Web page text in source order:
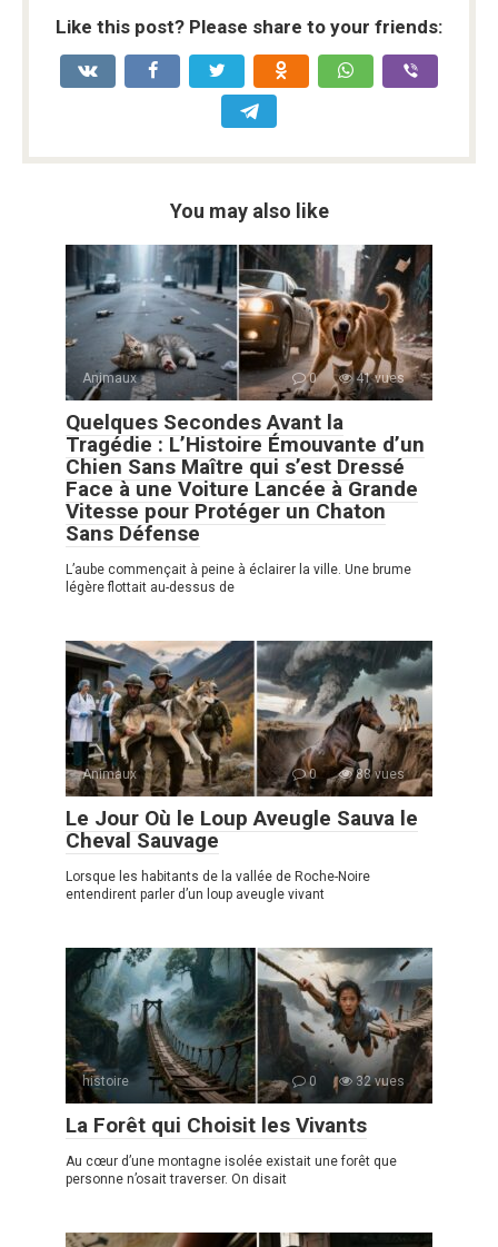
Like this post? Please share to your friends:
You may also like
Animaux 0 41 vues
Quelques Secondes Avant la
Tragédie : L’Histoire Émouvante d’un
Chien Sans Maître qui s’est Dressé
Face à une Voiture Lancée à Grande
Vitesse pour Protéger un Chaton
Sans Défense
L’aube commençait à peine à éclairer la ville. Une brume
légère flottait au-dessus de
Animaux 0 88 vues
Le Jour Où le Loup Aveugle Sauva le
Cheval Sauvage
Lorsque les habitants de la vallée de Roche-Noire
entendirent parler d’un loup aveugle vivant
histoire 0 32 vues
La Forêt qui Choisit les Vivants
Au cœur d’une montagne isolée existait une forêt que
personne n’osait traverser. On disait